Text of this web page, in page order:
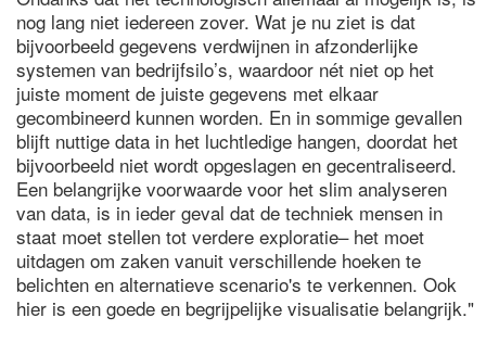
nog lang niet iedereen zover. Wat je nu ziet is dat
bijvoorbeeld gegevens verdwijnen in afzonderlijke
systemen van bedrijfsilo’s, waardoor nét niet op het
juiste moment de juiste gegevens met elkaar
gecombineerd kunnen worden. En in sommige gevallen
blijft nuttige data in het luchtledige hangen, doordat het
bijvoorbeeld niet wordt opgeslagen en gecentraliseerd.
Een belangrijke voorwaarde voor het slim analyseren
van data, is in ieder geval dat de techniek mensen in
staat moet stellen tot verdere exploratie– het moet
uitdagen om zaken vanuit verschillende hoeken te
belichten en alternatieve scenario's te verkennen. Ook
hier is een goede en begrijpelijke visualisatie belangrijk."